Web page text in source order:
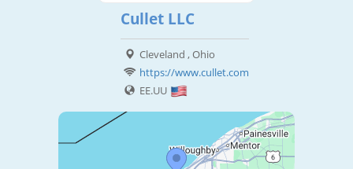
Cullet LLC
Cleveland , Ohio
https://www.cullet.com
EE.UU